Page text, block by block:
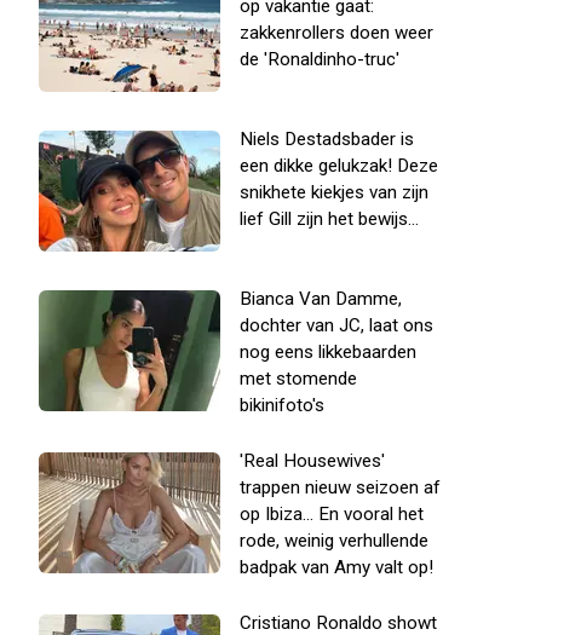
op vakantie gaat:
zakkenrollers doen weer
de 'Ronaldinho-truc'
Niels Destadsbader is
een dikke gelukzak! Deze
snikhete kiekjes van zijn
lief Gill zijn het bewijs...
Bianca Van Damme,
dochter van JC, laat ons
nog eens likkebaarden
met stomende
bikinifoto's
'Real Housewives'
trappen nieuw seizoen af
op Ibiza... En vooral het
rode, weinig verhullende
badpak van Amy valt op!
Cristiano Ronaldo showt